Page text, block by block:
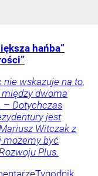
hańba”
wskazuje na to,
dwoma
– Dotychczas
jest
Witczak z
możemy być
Plus.